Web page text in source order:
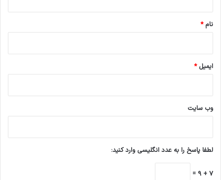
نام*
ایمیل*
وب‌ سایت
لطفا پاسخ را به عدد انگلیسی وارد کنید:
7 + 9 =